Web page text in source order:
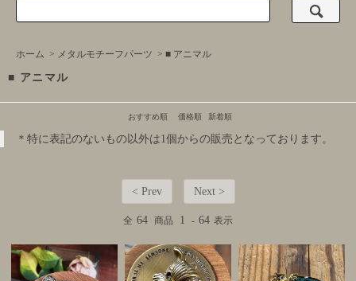
ホーム > メタルモチーフパーツ > ■ アニマル
■ アニマル
おすすめ順 価格順 新着順
＊特に表記のないもの以外は1個からの販売となっております。
< Prev Next >
全 64 商品 1 - 64 表示